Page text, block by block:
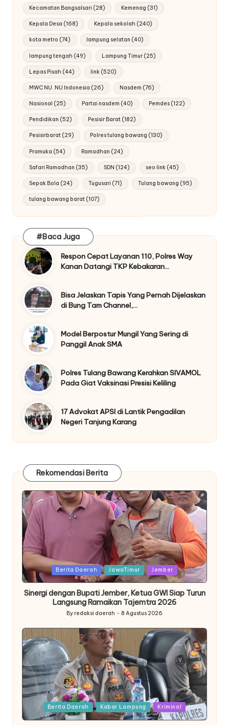
Kecamatan Bangsalsari (28) Kemenag (31)
Kepala Desa (168) Kepala sekolah (240)
kota metro (74) lampung selatan (40)
lampung tengah (49) Lampung Timur(25)
Lepas Pisah (44) link(520)
MWC NU. NU Indonesia (26) Nasdem (76)
Nasional (25) Partai nasdem (40) Pemdes(122)
Pendidikan (52) Pesisir Barat(182)
Pesisirbarat (29) Polres tulang bawang (130)
Pramuka (54) Ramadhan (24)
Safari Ramadhan (35) SDN (124) seo link(45)
Sepak Bola (24) Tugusari (71) Tulang bawang (95)
tulang bawang barat (107)
#Baca Juga
Respon Cepat Layanan 110, Polres Way
Kanan Datangi TKP Kebakaran…
Bisa Jelaskan Tapis Yang Pernah Dijelaskan
di Bung Tam Channel,…
Model Berpostur Mungil Yang Sering di
Panggil Anak SMA
Polres Tulang Bawang Kerahkan SIVAMOL
Pada Giat Vaksinasi Presisi Keliling
17 Advokat APSI di Lantik Pengadilan
Negeri Tanjung Karang
Rekomendasi Berita
Posted
Berita Daerah JawaTimur Jember
Sinergi dengan Bupati Jember, Ketua GWI Siap Turun
Langsung Ramaikan Tajemtra 2026
Posted
By redaksi daerah 8 Agustus 2026
PostedBerita Daerah Kabar Lampung Kriminal